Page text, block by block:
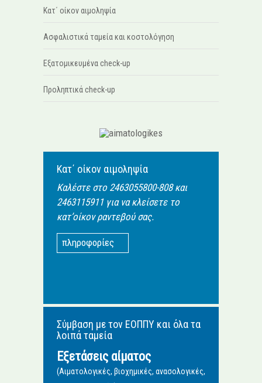
Κατ΄ οίκον αιμοληψία
Ασφαλιστικά ταμεία και κοστολόγηση
Εξατομικευμένα check-up
Προληπτικά check-up
Κατ΄ οίκον αιμοληψία
Καλέστε στο 2463055800-808 και
2463115911 για να κλείσετε το
κατ’οίκον ραντεβού σας.
πληροφορίες
Σύμβαση με τον ΕΟΠΠΥ και όλα τα
λοιπά ταμεία
Εξετάσεις αίματος
(Αιματολογικές, βιοχημικές, ανασολογικές,